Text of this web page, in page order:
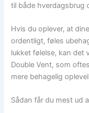
til både hverdagsbrug
Hvis du oplever, at
ordentligt, føles
lukket følelse, kan det
Double Vent, som
mere behagelig
Sådan får du mest ud